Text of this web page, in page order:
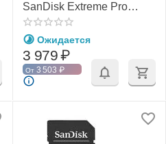
SanDisk Extreme Pro
microSDXC Class 10
UHS-I U3 V30 A2
Ожидается
3 979₽
От 3 503 ₽